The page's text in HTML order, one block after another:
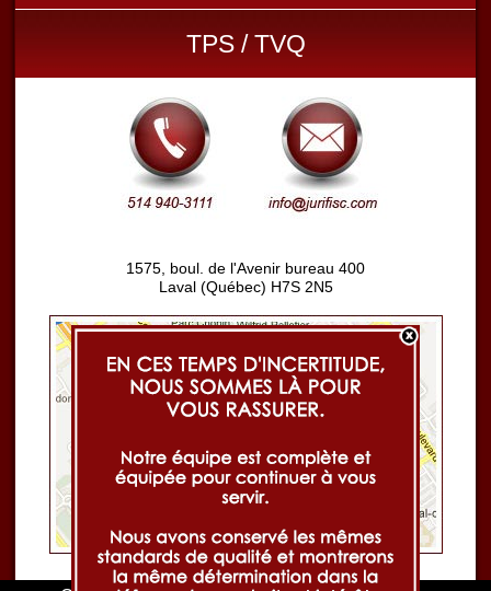
TPS / TVQ
1575, boul. de l'Avenir bureau 400
Laval (Québec) H7S 2N5